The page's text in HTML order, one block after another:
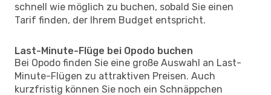
schnell wie möglich zu buchen, sobald Sie einen
Tarif finden, der Ihrem Budget entspricht.
Last-Minute-Flüge bei Opodo buchen
Bei Opodo finden Sie eine große Auswahl an Last-
Minute-Flügen zu attraktiven Preisen. Auch
kurzfristig können Sie noch ein Schnäppchen